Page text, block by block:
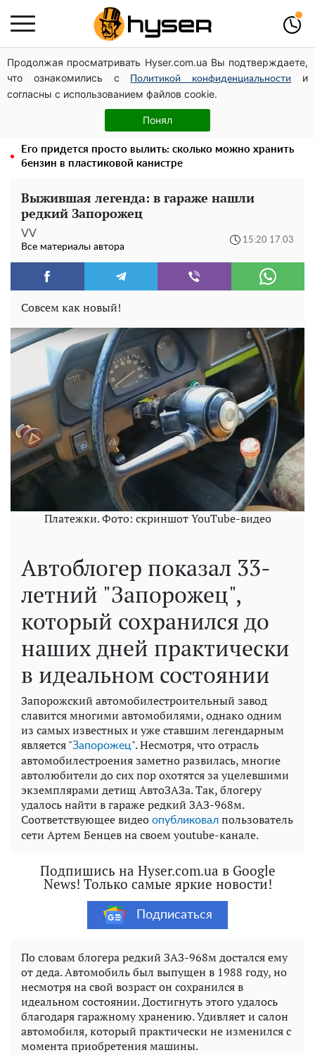
Продолжая просматривать Hyser.com.ua Вы подтверждаете,
что ознакомились с
Политикой конфиденциальности
и
согласны с использованием файлов cookie.
Понял
Посол ОБСЕ во второй раз посетил место российского
удара по жилому дому на Подоле
Дроны с наценкой: Александр Конотопский вывел
миллионы оборонного бюджета через фиктивную
фирму в Эстонии
Его придется просто вылить: сколько можно хранить
бензин в пластиковой канистре
Выжившая легенда: в гараже нашли
редкий Запорожец
VV
Все материалы автора
15:20 17.03
Совсем как новый!
Платежки. Фото: скриншот YouTube-видео
Автоблогер показал 33-
летний "Запорожец",
который сохранился до
наших дней практически
в идеальном состоянии
Запорожский автомобилестроительный завод
славится многими автомобилями, однако одним
из самых известных и уже ставшим легендарным
является "Запорожец". Несмотря, что отрасль
автомобилестроения заметно развилась, многие
автолюбители до сих пор охотятся за уцелевшими
экземплярами детищ АвтоЗАЗа. Так, блогеру
удалось найти в гараже редкий ЗАЗ-968м.
Соответствующее видео опубликовал пользователь
сети Артем Бенцев на своем youtube-канале.
Подпишись на Hyser.com.ua в Google
News! Только самые яркие новости!
Подписаться
По словам блогера редкий ЗАЗ-968м достался ему
от деда. Автомобиль был выпущен в 1988 году, но
несмотря на свой возраст он сохранился в
идеальном состоянии. Достигнуть этого удалось
благодаря гаражному хранению. Удивляет и салон
автомобиля, который практически не изменился с
момента приобретения машины.